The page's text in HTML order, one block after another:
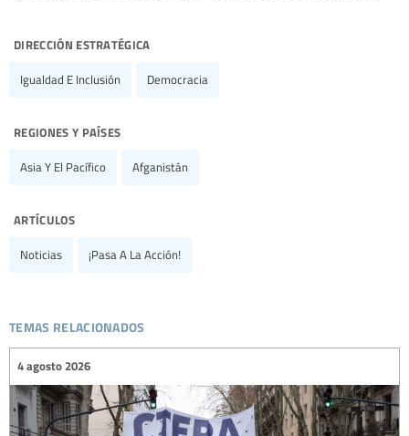
dirección estratégica
Igualdad E Inclusión Democracia
regiones y países
Asia Y El Pacífico Afganistán
artículos
Noticias ¡Pasa A La Acción!
temas relacionados
4 agosto 2026